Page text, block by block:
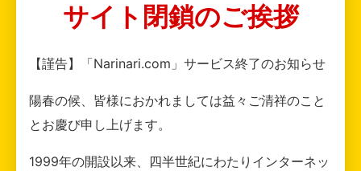
サイト閉鎖のご挨拶
【謹告】「Narinari.com」サービス終了のお知らせ
陽春の候、皆様におかれましては益々ご清祥のこと
とお慶び申し上げます。
1999年の開設以来、四半世紀にわたりインターネッ